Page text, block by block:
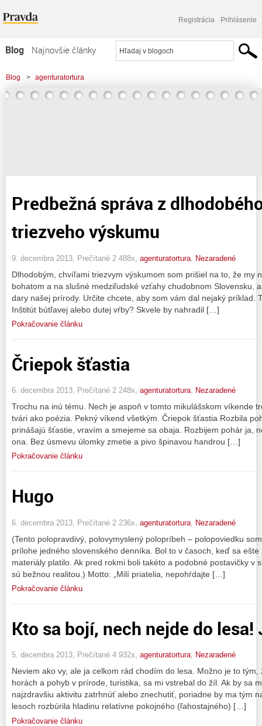
Registrácia Prihlásenie
Blog
Najnovšie články
Najčítanejšie články
Najkomentovanejšie články
Blog > agenturatortura
Predbežná správa z
triezveho výskumu
9. decembra 2013, Prečítané 2 488x, agenturatortura Nezaradené
Dlhodobým, chvíľami triezvym výskumom som prišiel na to, že my
bohatom a na slušné medziľudské vzťahy chudobnom Slovensku,
dary našej prírody. Určite chcete, aby som vám dal nejaký príklad.
Inštitút bútľavej alebo dutej vŕby? Skvele by nahradil […]
Pokračovanie článku
Čriepok šťastia
6. decembra 2013, Prečítané 2 248x, agenturatortura, Nezaradené
Trochu na inú tému. Nech je aspoň v tomto mikulášskom víkende
tvári ako poézia. Pekný víkend všetkým. Čriepok šťastia Rozbila
prinášajú šťastie, vravím a smejeme sa obaja. Rozbijem pohár ja,
ona. Bez úsmevu úlomky zmetie a pivo špinavou handrou […]
Pokračovanie článku
Hugo
6. decembra 2013, Prečítané 2 236x, agenturatortura Nezaradené
(Tento polopravdivý, polovymyslený polopríbeh – polopoviedku
prílohe jedného slovenského denníka. Bol to v časoch, keď sa
materiály platilo. Ak pred rokmi boli takéto a podobné postavičky v
sú bežnou realitou.) Motto: „Milí priatelia, nepohŕdajte […]
Pokračovanie článku
Kto sa bojí, nech nejde do lesa!
5. decembra 2013, Prečítané 4 932x, agenturatortura, Nezaradené
Neviem ako vy, ale ja celkom rád chodím do lesa. Možno je to
horách a pohyb v prírode, turistika, sa mi vstrebal do žíl. Ak by sa
najzdravšiu aktivitu zatrhnúť alebo znechutiť, poriadne by ma tým
lesoch rozbúrila hladinu relatívne pokojného (ľahostajného) […]
Pokračovanie článku